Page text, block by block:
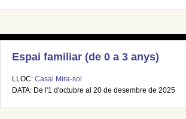
Espai familiar (de 0 a 3 anys)
LLOC: Casal Mira-sol
DATA: De l'1 d'octubre al 20 de desembre de 2025